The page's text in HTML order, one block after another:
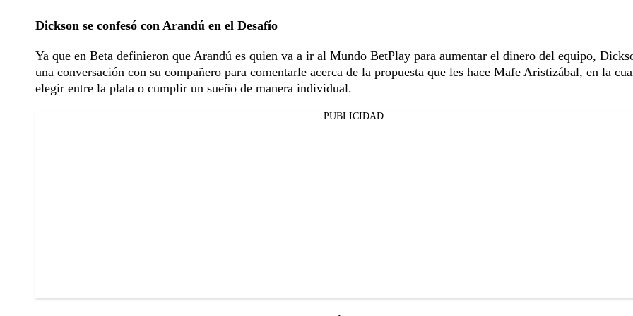
Dickson se confesó con Arandú en el Desafío
Ya que en Beta definieron que Arandú es quien va a ir al Mundo BetPlay para aumentar el dinero del equipo,
una conversación con su compañero para comentarle acerca de la propuesta que les hace Mafe Aristizábal, en la
elegir entre la plata o cumplir un sueño de manera individual.
PUBLICIDAD